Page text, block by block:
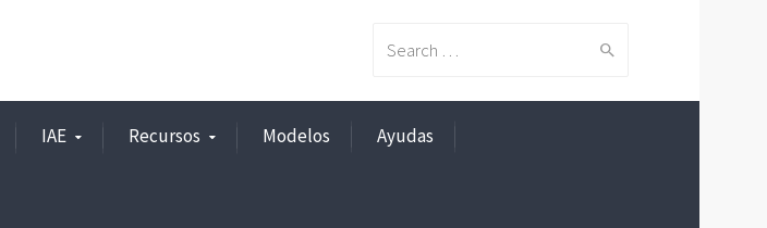
for:
IAE Recursos Modelos Ayudas